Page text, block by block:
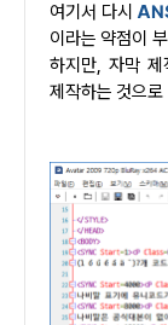
여기서 다시
이라는 약점이
하지만, 자막
제작하는 것으